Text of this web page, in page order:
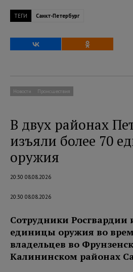
ТЕГИ Санкт-Петербург
Новости Происшествия
В двух районах
изъяли более 70
оружия
20:30 08.08.2026
20:30 08.08.2026
Сотрудники Росгвардии
единицы оружия во
владельцев во
Калининском районах